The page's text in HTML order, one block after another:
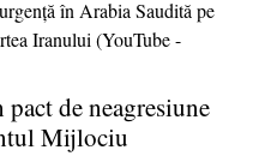
de neagresiune
Mijlociu